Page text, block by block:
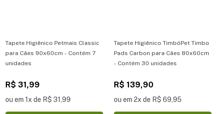
Tapete Higiênico Petmais Classic
para Cães 90x60cm - Contém 7
unidades
R$ 31,99
ou em 1x de R$ 31,99
Tapete Higiênico TimbóPet Timbo
Pads Carbon para Cães 80x60cm
- Contém 30 unidades
R$ 139,90
ou em 2x de R$ 69,95